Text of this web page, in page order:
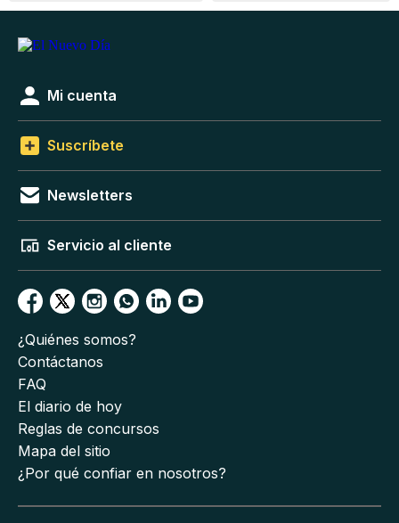
Mi cuenta
Suscríbete
Newsletters
Servicio al cliente
¿Quiénes somos?
Contáctanos
FAQ
El diario de hoy
Reglas de concursos
Mapa del sitio
¿Por qué confiar en nosotros?